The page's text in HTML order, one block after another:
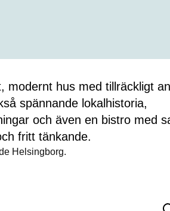
hus med tillräckligt
spännande lokalhistoria,
och även en bistro med
fritt tänkande.
Helsingborg.